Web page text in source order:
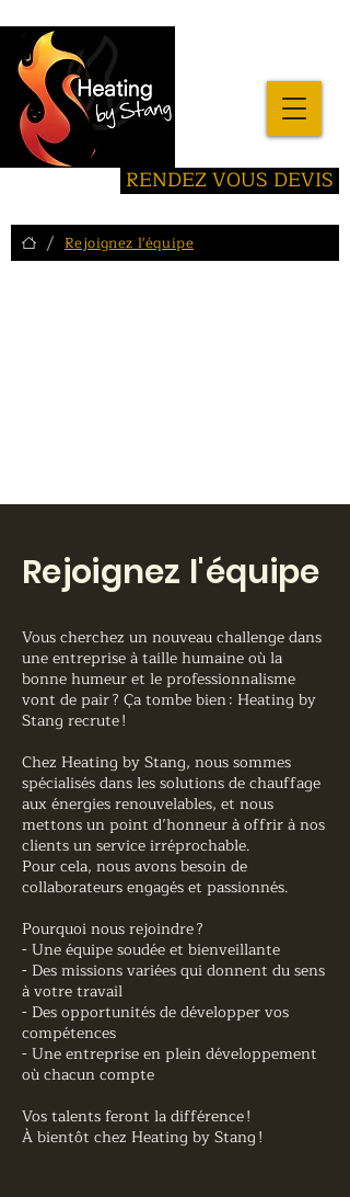
/ Rejoignez l'équipe
RENDEZ VOUS DEVIS
Rejoignez l'équipe
Vous cherchez un nouveau challenge dans
une entreprise à taille humaine où la
bonne humeur et le professionnalisme
vont de pair ? Ça tombe bien : Heating by
Stang recrute !
Chez Heating by Stang, nous sommes
spécialisés dans les solutions de chauffage
aux énergies renouvelables, et nous
mettons un point d’honneur à offrir à nos
clients un service irréprochable.
Pour cela, nous avons besoin de
collaborateurs engagés et passionnés.
Pourquoi nous rejoindre ?
- Une équipe soudée et bienveillante
- Des missions variées qui donnent du sens
à votre travail
- Des opportunités de développer vos
compétences
- Une entreprise en plein développement
où chacun compte
Vos talents feront la différence !
À bientôt chez Heating by Stang !